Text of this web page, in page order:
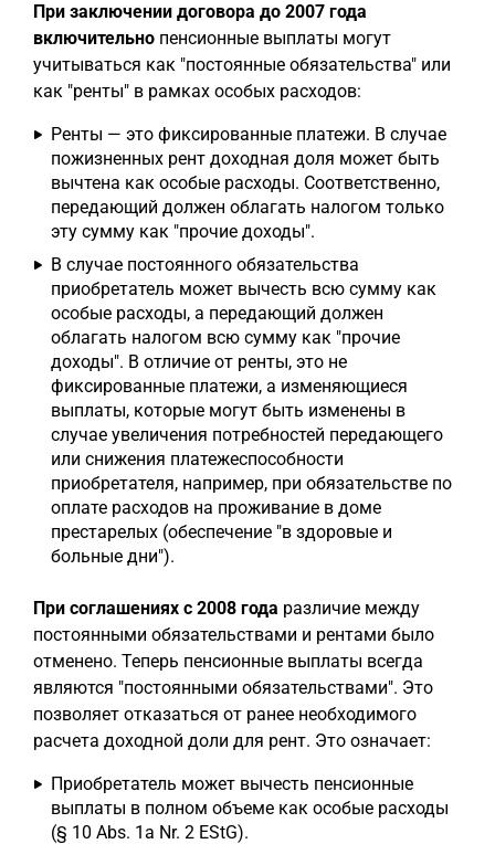
При заключении договора до 2007 года
включительно пенсионные выплаты могут
учитываться как "постоянные обязательства" или
как "ренты" в рамках особых расходов:
Ренты — это фиксированные платежи. В случае
пожизненных рент доходная доля может быть
вычтена как особые расходы. Соответственно,
передающий должен облагать налогом только
эту сумму как "прочие доходы".
В случае постоянного обязательства
приобретатель может вычесть всю сумму как
особые расходы, а передающий должен
облагать налогом всю сумму как "прочие
доходы". В отличие от ренты, это не
фиксированные платежи, а изменяющиеся
выплаты, которые могут быть изменены в
случае увеличения потребностей передающего
или снижения платежеспособности
приобретателя, например, при обязательстве по
оплате расходов на проживание в доме
престарелых (обеспечение "в здоровые и
больные дни").
При соглашениях с 2008 года различие между
постоянными обязательствами и рентами было
отменено. Теперь пенсионные выплаты всегда
являются "постоянными обязательствами". Это
позволяет отказаться от ранее необходимого
расчета доходной доли для рент. Это означает:
Приобретатель может вычесть пенсионные
выплаты в полном объеме как особые расходы
(§ 10 Abs. 1a Nr. 2 EStG).